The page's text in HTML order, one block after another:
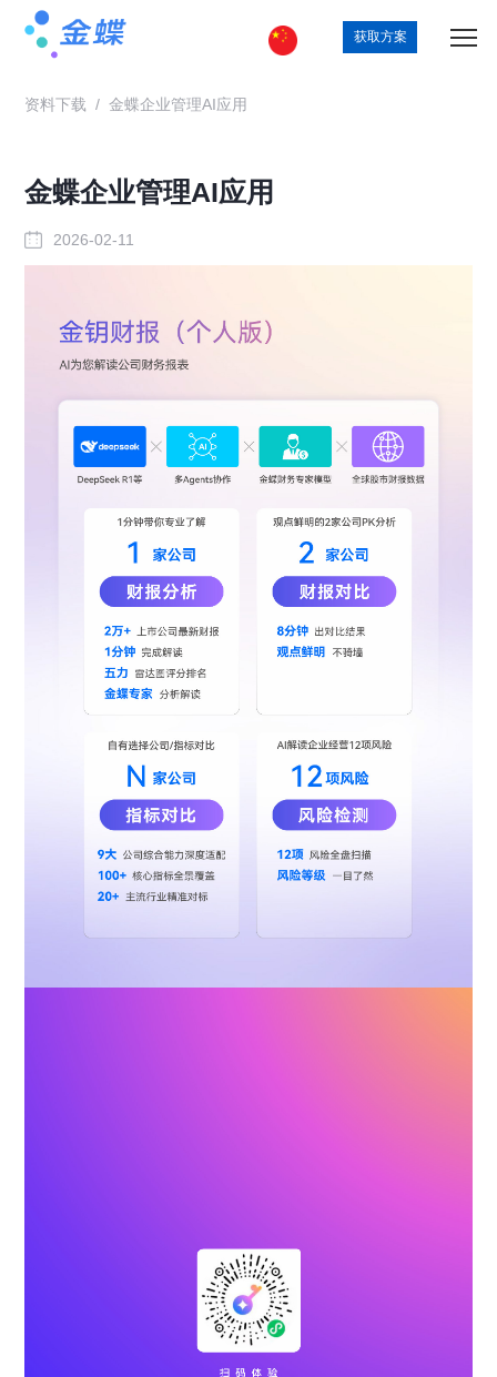
获取方案
资料下载 / 金蝶企业管理AI应用
金蝶企业管理AI应用
2026-02-11